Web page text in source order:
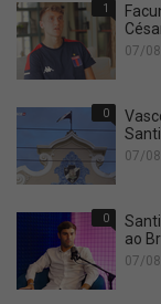
1
07/
0
07/
0
ao
07/